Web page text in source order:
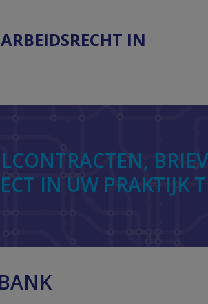
ARBEIDSRECHT IN
IN UW PRAKTIJK